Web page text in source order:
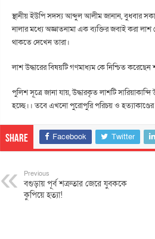
স্থানীয় ইউপি সদস্য আব্দুল আলীম জানান, বুধবার
নালার মধ্যে অজ্ঞাতনামা এক ব্যক্তির জবাই করা
থাকতে দেখেন তারা।
লাশ উদ্ধারের বিষয়টি গণমাধ্যম কে নিশ্চিত করেছেন
পুলিশ সূত্রে জানা যায়, উদ্ধারকৃত লাশটি
হচ্ছে।। তবে এখনো পুরোপুরি পরিচয় ও হত্যাকাণ্ডের
Share Facebook Twitter
Previous
বগুড়ায় পূর্ব শত্রুতার জেরে যুবককে
কুপিয়ে হত্যা!